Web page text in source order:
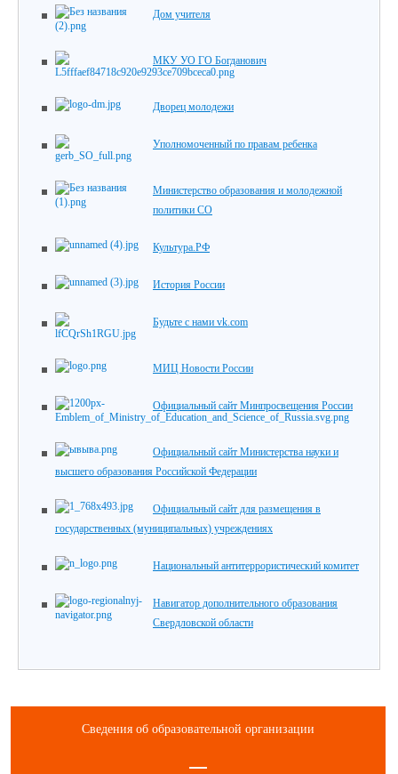
Дом учителя
МКУ УО ГО Богданович
Дворец молодежи
Уполномоченный по правам ребенка
Министерство образования и молодежной
политики СО
Культура.РФ
История России
Будьте с нами vk.com
МИЦ Новости России
Официальный сайт Минпросвещения России
Официальный сайт Министерства науки и
высшего образования Российской Федерации
Официальный сайт для размещения в
государственных (муниципальных) учреждениях
Национальный антитеррористический комитет
Навигатор дополнительного образования
Свердловской области
Сведения об образовательной организации